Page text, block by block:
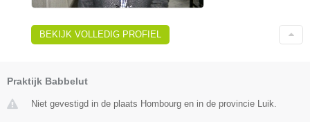
BEKIJK VOLLEDIG PROFIEL
Praktijk Babbelut
Niet gevestigd in de plaats Hombourg en in de provincie Luik.